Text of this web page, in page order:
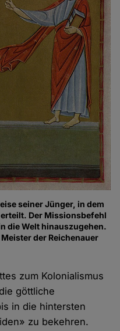
seiner Jünger, in dem
Der Missionsbefehl
die Welt hinauszugehen.
der Reichenauer
zum Kolonialismus
göttliche
in die hintersten
zu bekehren.